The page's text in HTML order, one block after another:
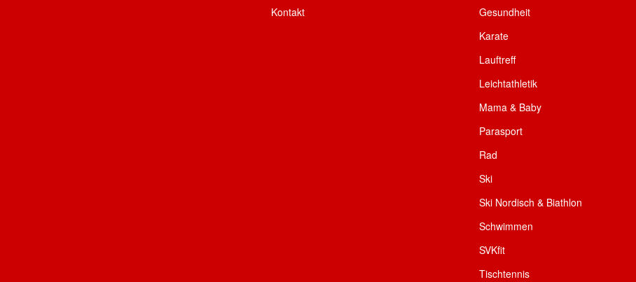
Kontakt
Gesundheit
Karate
Lauftreff
Leichtathletik
Mama & Baby
Parasport
Rad
Ski
Ski Nordisch & Biathlon
Schwimmen
SVKfit
Tischtennis